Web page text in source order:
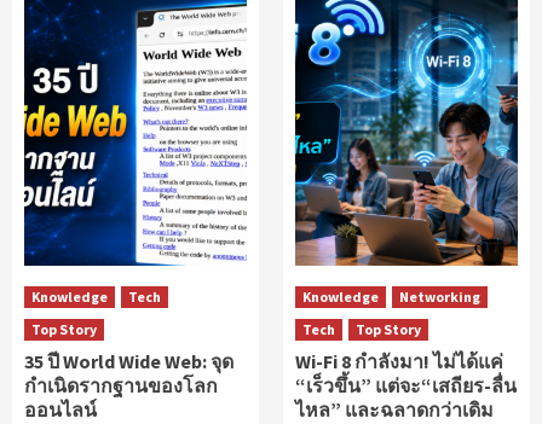
Knowledge
Tech
Top Story
35 ปี World Wide Web: จุด
กำเนิดรากฐานของโลก
ออนไลน์
Knowledge
Networking
Tech
Top Story
Wi-Fi 8 กำลังมา! ไม่ได้แค่
“เร็วขึ้น” แต่จะ“เสถียร-ลื่น
ไหล” และฉลาดกว่าเดิม